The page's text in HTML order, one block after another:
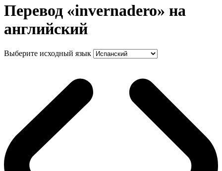
Перевод «invernadero» на
английский
Выберите исходный язык